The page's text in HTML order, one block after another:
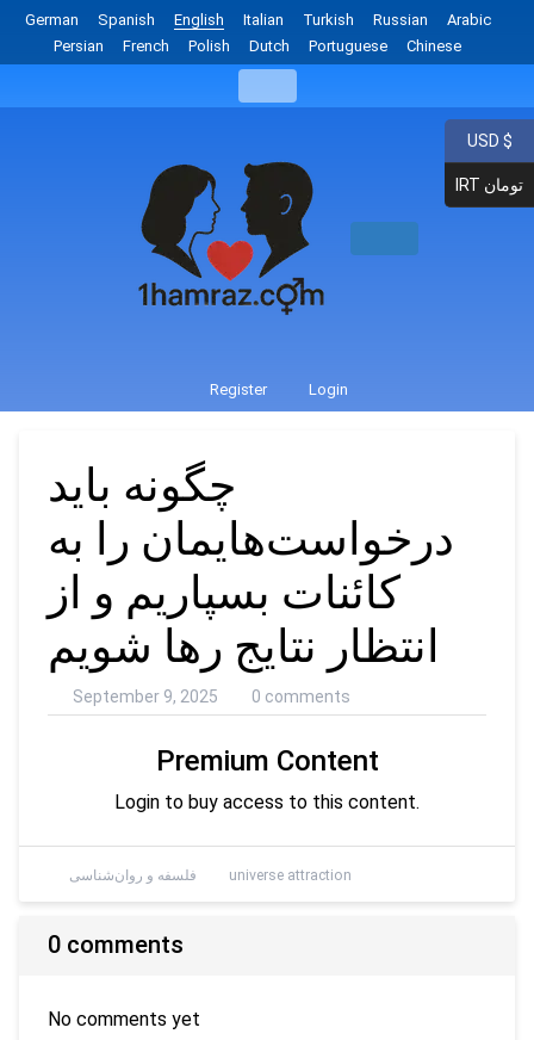
German Spanish English Italian Turkish Russian
Arabic
Persian
French Polish Dutch Portuguese Chinese
Register Login
چگونه باید
درخواست‌هایمان را به
کائنات بسپاریم و از
انتظار نتایج رها شویم
September 9, 2025 0 comments
Premium Content
Login to buy access to this content.
فلسفه و روان‌شناسی universe attraction
0 comments
No comments yet
USD $
IRT تومان